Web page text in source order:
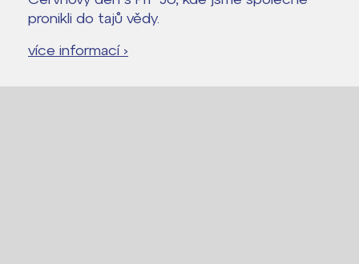
pronikli do tajů vědy.
více informací ›